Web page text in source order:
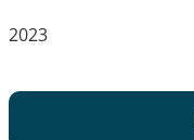
2023